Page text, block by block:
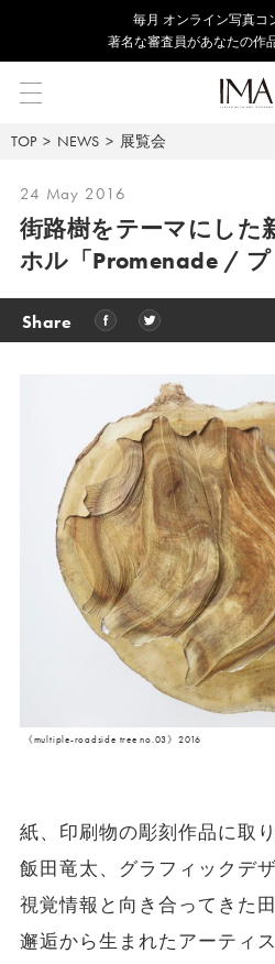
毎⽉ オンライン写真コ
著名な審査員があなたの作
TOP NEWS 展覧会
24 May 2016
街路樹をテーマにした
ホル「Promenade /
Share
《multiple-roadside tree no.03》2016
紙、印刷物の彫刻作品に取
飯田竜太、グラフィックデ
視覚情報と向き合ってきた
邂逅から生まれたアーティ